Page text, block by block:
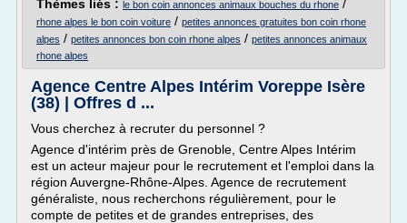
Thèmes liés : le bon coin annonces animaux bouches du rhone /
rhone alpes le bon coin voiture / petites annonces gratuites bon coin rhone
alpes / petites annonces bon coin rhone alpes / petites annonces animaux
rhone alpes
Agence Centre Alpes Intérim Voreppe Isère
(38) | Offres d ...
Vous cherchez à recruter du personnel ?
Agence d'intérim près de Grenoble, Centre Alpes Intérim
est un acteur majeur pour le recrutement et l'emploi dans la
région Auvergne-Rhône-Alpes. Agence de recrutement
généraliste, nous recherchons régulièrement, pour le
compte de petites et de grandes entreprises, des